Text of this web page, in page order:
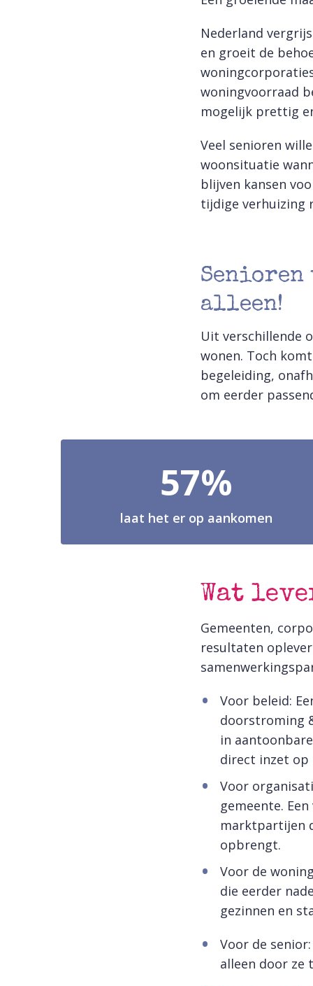
Nederland
en groeit de
woningvoorraad
mogelijk prettig
Veel senioren
woonsituatie
blijven kansen
tijdige verhuizing
Senioren
alleen!
Uit verschillende
wonen. Toch
begeleiding,
om eerder
57%
laat het er op aankomen
Wat
Gemeenten,
resultaten
Voor beleid:
doorstroming
in
direct inzet op
Voor
gemeente.
marktpartijen
opbrengt.
Voor de
die eerder
gezinnen en
Voor de
alleen door ze